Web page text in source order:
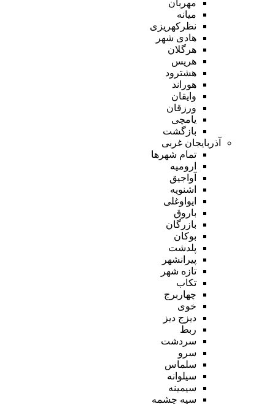
مهربان
میانه
نظرکهریزی
هادی شهر
هرگلان
هریس
هشترود
هوراند
وایقان
ورزقان
یامچی
بازگشت
آذربایجان غربی
تمام شهر‌ها
ارومیه
آواجیق
اشنویه
ایواوغلی
باروق
بازرگان
بوکان
پلدشت
پیرانشهر
تازه شهر
تکاب
چهاربرج
خوی
دیزج دیز
ربط
سردشت
سرو
سلماس
سیلوانه
سیمینه
سیه چشمه